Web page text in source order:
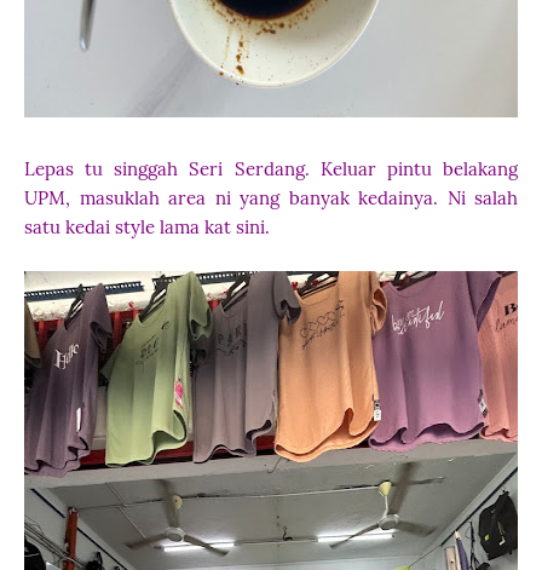
Lepas tu singgah Seri Serdang. Keluar pintu belakang
UPM, masuklah area ni yang banyak kedainya. Ni salah
satu kedai style lama kat sini.